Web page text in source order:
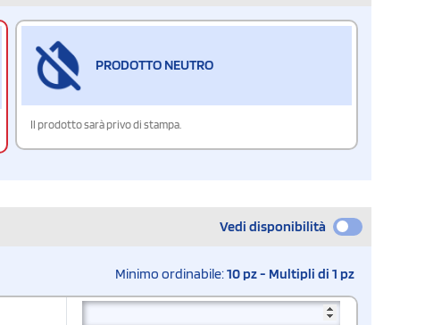
PRODOTTO NEUTRO
Il prodotto sarà privo di stampa.
Vedi disponibilità
Minimo ordinabile:10 pz - Multipli di 1 pz